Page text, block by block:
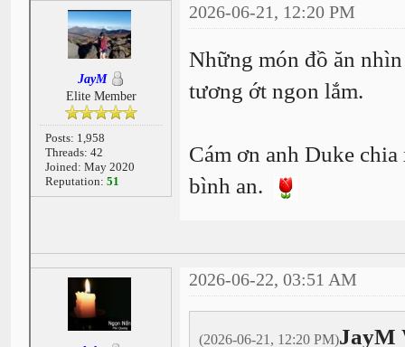
JayM
Elite Member
Posts: 1,958
Threads: 42
Joined: May 2020
Reputation: 51
2026-06-21, 12:20 PM
Những món đồ ăn
tương ớt ngon lắm.
Cám ơn anh Duke
bình an.
2026-06-22, 03:51 AM
(2026-06-21, 12:20 PM)JayM